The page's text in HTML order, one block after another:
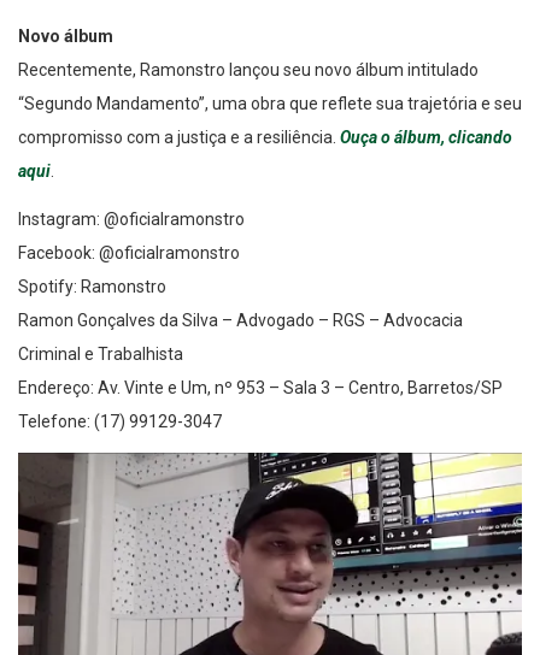
Novo álbum
Recentemente, Ramonstro lançou seu novo álbum intitulado
“Segundo Mandamento”, uma obra que reflete sua trajetória e seu
compromisso com a justiça e a resiliência. Ouça o álbum, clicando
aqui.
Instagram: @oficialramonstro
Facebook: @oficialramonstro
Spotify: Ramonstro
Ramon Gonçalves da Silva – Advogado – RGS – Advocacia
Criminal e Trabalhista
Endereço: Av. Vinte e Um, nº 953 – Sala 3 – Centro, Barretos/SP
Telefone: (17) 99129-3047